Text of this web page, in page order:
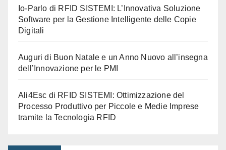
Io-Parlo di RFID SISTEMI: L’Innovativa Soluzione
Software per la Gestione Intelligente delle Copie
Digitali
Auguri di Buon Natale e un Anno Nuovo all’insegna
dell’Innovazione per le PMI
Ali4Esc di RFID SISTEMI: Ottimizzazione del
Processo Produttivo per Piccole e Medie Imprese
tramite la Tecnologia RFID